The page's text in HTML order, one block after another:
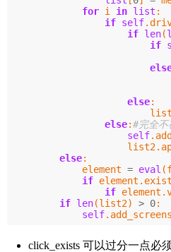
for i in list :
if self.
if len(
if
else:
else:
self.
list2.
else:
element = eval (
if element .
if element .
if len(list2) > 0:
self.
click_exists 可以过分一点必